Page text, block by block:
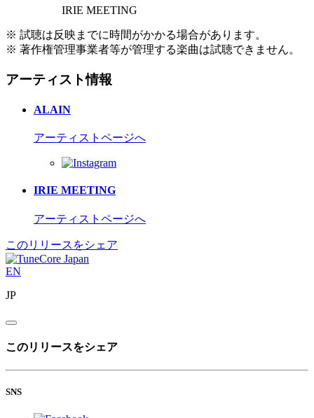
IRIE MEETING
※ 試聴は反映までに時間がかかる場合があります。
※ 著作権管理事業者等が管理する楽曲は試聴できません。
アーティスト情報
ALAIN
アーティストページへ
IRIE MEETING
アーティストページへ
このリリースをシェア
EN
JP
このリリースをシェア
SNS